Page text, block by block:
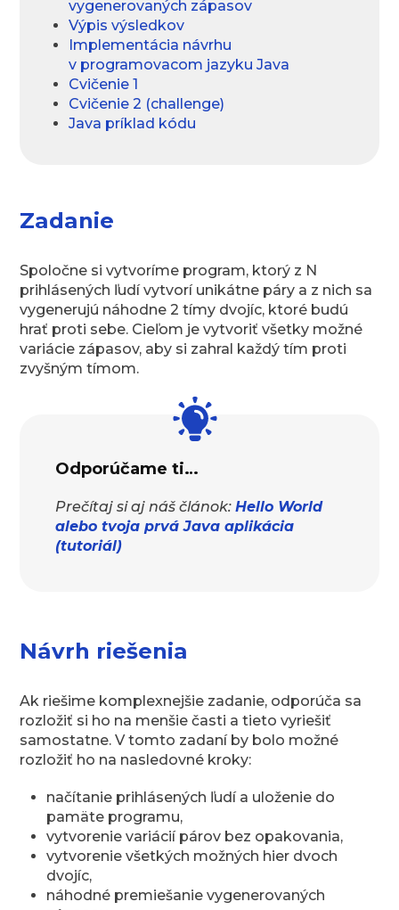
vygenerovaných zápasov
Výpis výsledkov
Implementácia návrhu
v programovacom jazyku Java
Cvičenie 1
Cvičenie 2 (challenge)
Java príklad kódu
Zadanie
Spoločne si vytvoríme program, ktorý z N
prihlásených ľudí vytvorí unikátne páry a z nich sa
vygenerujú náhodne 2 tímy dvojíc, ktoré budú
hrať proti sebe. Cieľom je vytvoriť všetky možné
variácie zápasov, aby si zahral každý tím proti
zvyšným tímom.
Odporúčame ti…
Prečítaj si aj náš článok:Hello World
alebo tvoja prvá Java aplikácia
(tutoriál)
Návrh riešenia
Ak riešime komplexnejšie zadanie, odporúča sa
rozložiť si ho na menšie časti a tieto vyriešiť
samostatne. V tomto zadaní by bolo možné
rozložiť ho na nasledovné kroky:
načítanie prihlásených ľudí a uloženie do
pamäte programu,
vytvorenie variácií párov bez opakovania,
vytvorenie všetkých možných hier dvoch
dvojíc,
náhodné premiešanie vygenerovaných